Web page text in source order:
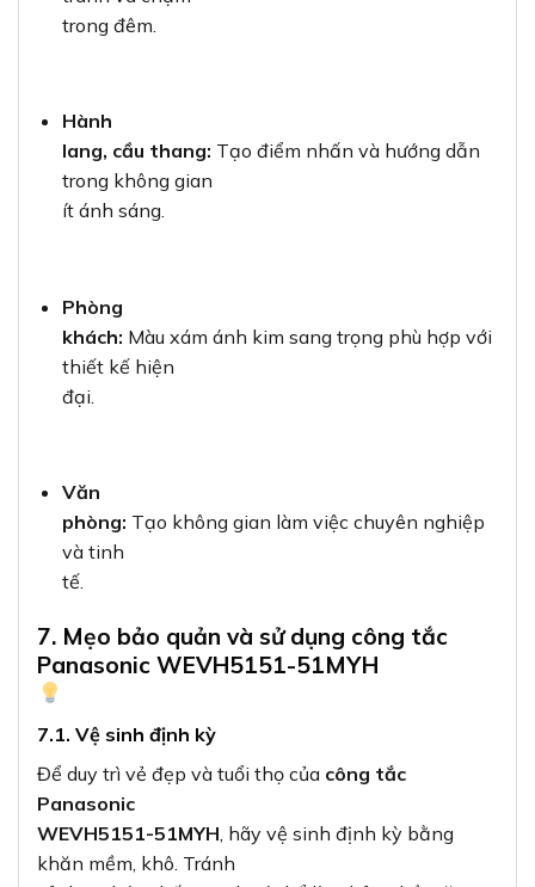
trong đêm.
Hành
lang, cầu thang: Tạo điểm nhấn và hướng dẫn
trong không gian
ít ánh sáng.
Phòng
khách: Màu xám ánh kim sang trọng phù hợp với
thiết kế hiện
đại.
Văn
phòng: Tạo không gian làm việc chuyên nghiệp
và tinh
tế.
7. Mẹo bảo quản và sử dụng công tắc
Panasonic WEVH5151-51MYH
7.1. Vệ sinh định kỳ
Để duy trì vẻ đẹp và tuổi thọ của công tắc
Panasonic
WEVH5151-51MYH , hãy vệ sinh định kỳ bằng
khăn mềm, khô. Tránh